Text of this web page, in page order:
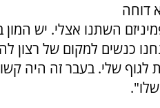
דוחה
השתנו אצלי. יש המון
כנשים למקום של רצון
שלי. בעבר זה היה